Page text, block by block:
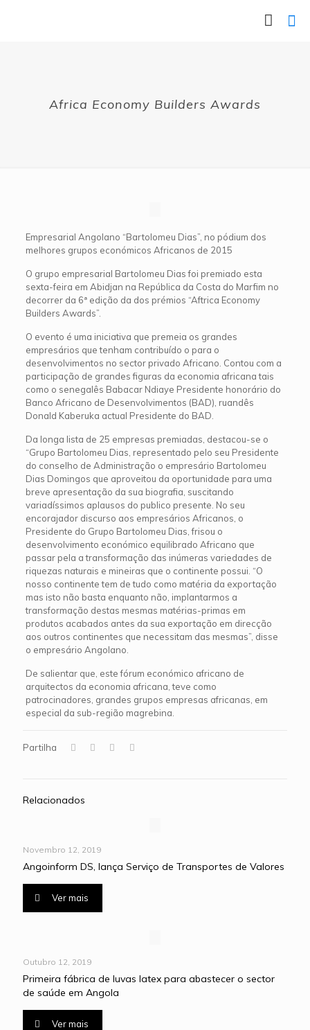
Africa Economy Builders Awards
Empresarial Angolano “Bartolomeu Dias”, no pódium dos
melhores grupos económicos Africanos de 2015
O grupo empresarial Bartolomeu Dias foi premiado esta
sexta-feira em Abidjan na República da Costa do Marfim no
decorrer da 6ª edição da dos prémios “Aftrica Economy
Builders Awards”.
O evento é uma iniciativa que premeia os grandes
empresários que tenham contribuído o para o
desenvolvimentos no sector privado Africano. Contou com a
participação de grandes figuras da economia africana tais
como o senegalês Babacar Ndiaye Presidente honorário do
Banco Africano de Desenvolvimentos (BAD), ruandês
Donald Kaberuka actual Presidente do BAD.
Da longa lista de 25 empresas premiadas, destacou-se o
“Grupo Bartolomeu Dias, representado pelo seu Presidente
do conselho de Administração o empresário Bartolomeu
Dias Domingos que aproveitou da oportunidade para uma
breve apresentação da sua biografia, suscitando
variadíssimos aplausos do publico presente. No seu
encorajador discurso aos empresários Africanos, o
Presidente do Grupo Bartolomeu Dias, frisou o
desenvolvimento económico equilibrado Africano que
passar pela a transformação das inúmeras variedades de
riquezas naturais e mineiras que o continente possui. “O
nosso continente tem de tudo como matéria da exportação
mas isto não basta enquanto não, implantarmos a
transformação destas mesmas matérias-primas em
produtos acabados antes da sua exportação em direcção
aos outros continentes que necessitam das mesmas”, disse
o empresário Angolano.
De salientar que, este fórum económico africano de
arquitectos da economia africana, teve como
patrocinadores, grandes grupos empresas africanas, em
especial da sub-região magrebina.
Partilha
Relacionados
Novembro 12, 2019
Angoinform DS, lança Serviço de Transportes de Valores
Ver mais
Outubro 12, 2019
Primeira fábrica de luvas latex para abastecer o sector
de saúde em Angola
Ver mais